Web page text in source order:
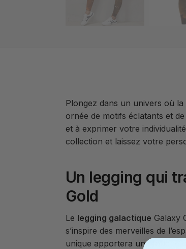
Plongez dans un univers où la
ornée de motifs éclatants et
et à exprimer votre
collection et laissez votre
Un legging qui
Gold
Le legging galactique Galaxy
s’inspire des merveilles de
unique apportera une touche